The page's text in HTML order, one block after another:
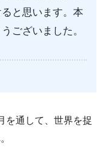
と思います。本
ございました。
を通して、世界を捉